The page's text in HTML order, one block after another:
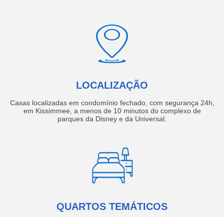
LOCALIZAÇÃO
Casas localizadas em condomínio fechado, com segurança 24h,
em Kissimmee, a menos de 10 minutos do complexo de
parques da Disney e da Universal.
QUARTOS TEMÁTICOS